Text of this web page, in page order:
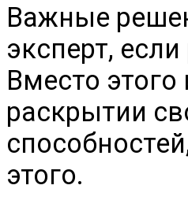
Важные
эксперт,
Вместо
раскрытии
этого.